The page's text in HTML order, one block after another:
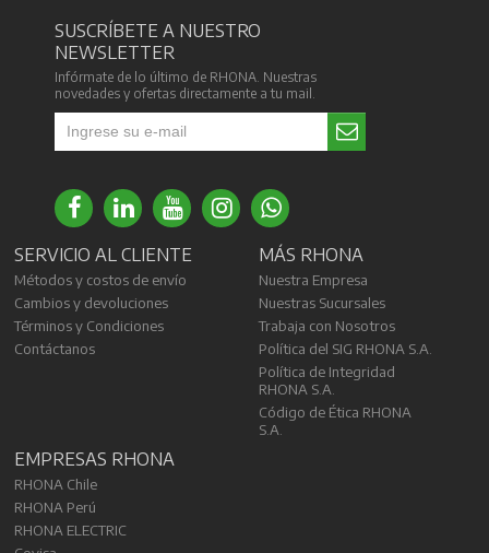
SUSCRÍBETE A NUESTRO
NEWSLETTER
Infórmate de lo último de RHONA. Nuestras
novedades y ofertas directamente a tu mail.
SERVICIO AL CLIENTE
Métodos y costos de envío
Cambios y devoluciones
Términos y Condiciones
Contáctanos
MÁS RHONA
Nuestra Empresa
Nuestras Sucursales
Trabaja con Nosotros
Política del SIG RHONA S.A.
Política de Integridad
RHONA S.A.
Código de Ética RHONA
S.A.
EMPRESAS RHONA
RHONA Chile
RHONA Perú
RHONA ELECTRIC